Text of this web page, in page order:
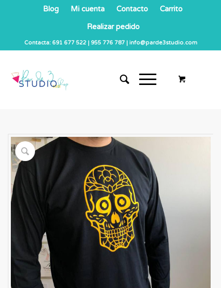
Blog Mi cuenta Contacto
Carrito
Realizar pedido
Contacta: 691 677 522 | 955 776 787 | info@parde3studio.com